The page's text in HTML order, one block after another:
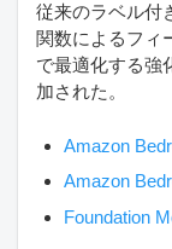
従来のラベル付
関数によるフィ
で最適化する強
加された。
Amazon
Amazon
Foundation